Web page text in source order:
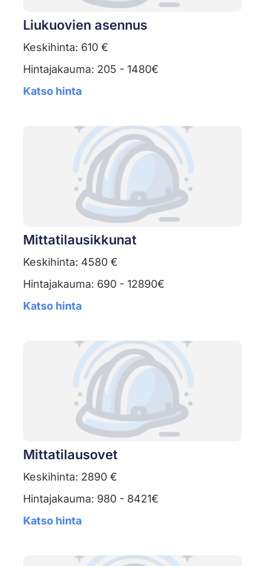
Liukuovien asennus
Keskihinta: 610 €
Hintajakauma: 205 - 1480€
Katso hinta
Mittatilausikkunat
Keskihinta: 4580 €
Hintajakauma: 690 - 12890€
Katso hinta
Mittatilausovet
Keskihinta: 2890 €
Hintajakauma: 980 - 8421€
Katso hinta